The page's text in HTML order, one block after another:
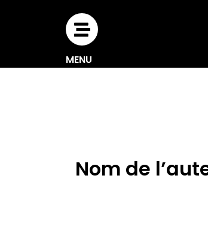
MENU
Nom de